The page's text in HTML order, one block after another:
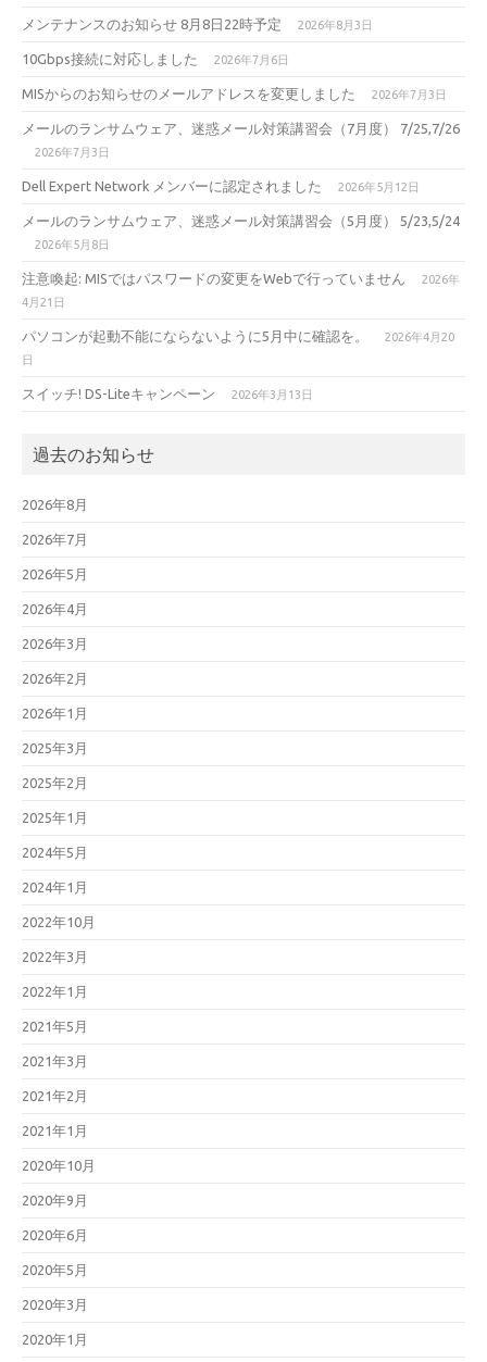
メンテナンスのお知らせ 8月8日22時予定 2026年8月3日
10Gbps接続に対応しました 2026年7月6日
MISからのお知らせのメールアドレスを変更しました 2026年7月3日
メールのランサムウェア、迷惑メール対策講習会（7月度） 7/25,7/26
2026年7月3日
Dell Expert Network メンバーに認定されました 2026年5月12日
メールのランサムウェア、迷惑メール対策講習会（5月度） 5/23,5/24
2026年5月8日
注意喚起: MISではパスワードの変更をWebで行っていません
2026年
4月21日
パソコンが起動不能にならないように5月中に確認を。
2026年4月20
日
スイッチ! DS-Liteキャンペーン 2026年3月13日
過去のお知らせ
2026年8月
2026年7月
2026年5月
2026年4月
2026年3月
2026年2月
2026年1月
2025年3月
2025年2月
2025年1月
2024年5月
2024年1月
2022年10月
2022年3月
2022年1月
2021年5月
2021年3月
2021年2月
2021年1月
2020年10月
2020年9月
2020年6月
2020年5月
2020年3月
2020年1月